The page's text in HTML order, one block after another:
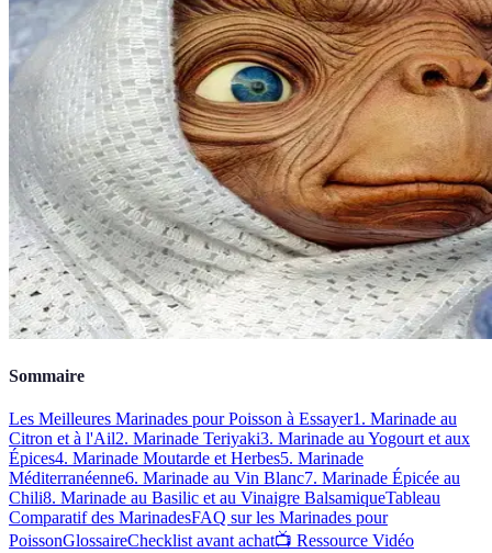
Sommaire
Les Meilleures Marinades pour Poisson à Essayer1. Marinade au
Citron et à l'Ail2. Marinade Teriyaki3. Marinade au Yogourt et aux
Épices4. Marinade Moutarde et Herbes5. Marinade
Méditerranéenne6. Marinade au Vin Blanc7. Marinade Épicée au
Chili8. Marinade au Basilic et au Vinaigre BalsamiqueTableau
Comparatif des MarinadesFAQ sur les Marinades pour
PoissonGlossaireChecklist avant achat📺 Ressource Vidéo